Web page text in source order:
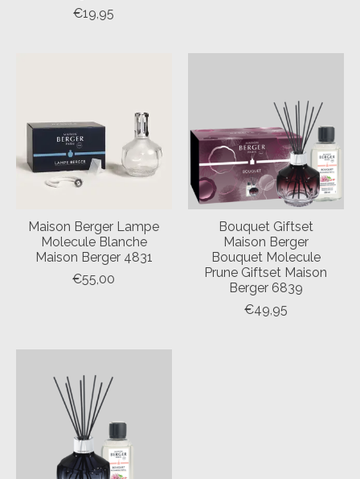
€19,95
Maison Berger Lampe
Molecule Blanche
Maison Berger 4831
€55,00
Bouquet Giftset
Maison Berger
Bouquet Molecule
Prune Giftset Maison
Berger 6839
€49,95